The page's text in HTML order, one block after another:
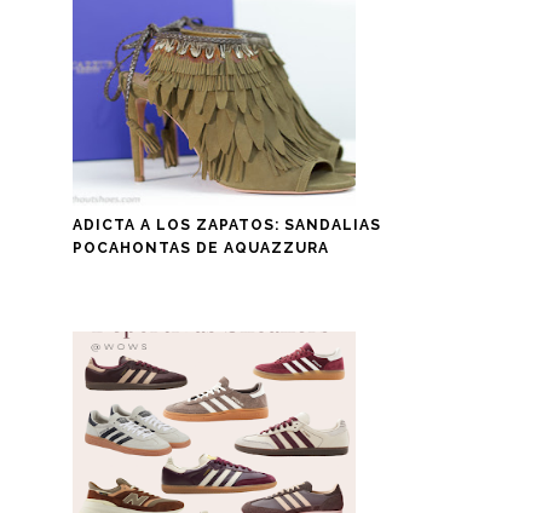
ADICTA A LOS ZAPATOS: SANDALIAS
POCAHONTAS DE AQUAZZURA